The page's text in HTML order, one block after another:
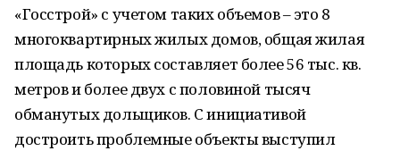
«Госстрой» с учетом таких объемов – это 8
многоквартирных жилых домов, общая жилая
площадь которых составляет более 56 тыс. кв.
метров и более двух с половиной тысяч
обманутых дольщиков. С инициативой
достроить проблемные объекты выступил